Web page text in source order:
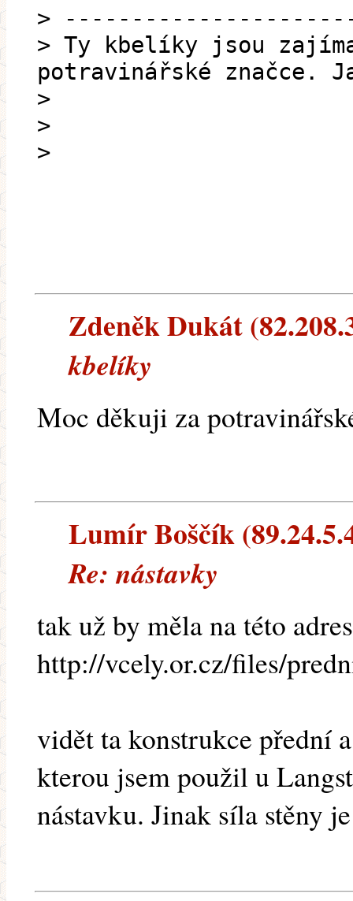
>
> Ty kbelíky jsou
potravinářské značce.
>
>
>
Zdeněk Dukát
kbelíky
Moc děkuji za
Lumír Boščík
Re: nástavky
tak už by měla na této
http://vcely.or.cz/files/
vidět ta konstrukce přední
kterou jsem použil u
nástavku. Jinak síla stěny